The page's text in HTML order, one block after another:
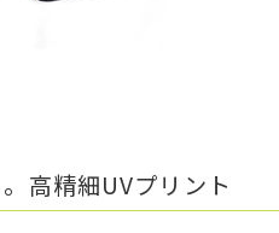
高精細UVプリント